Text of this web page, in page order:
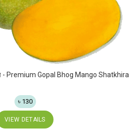
- Premium Gopal Bhog Mango Shatkhira
৳ 130
VIEW DETAILS